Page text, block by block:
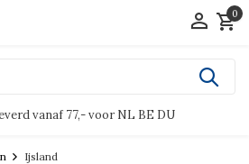
0
vanaf 77,- voor NL BE DU
Ijsland